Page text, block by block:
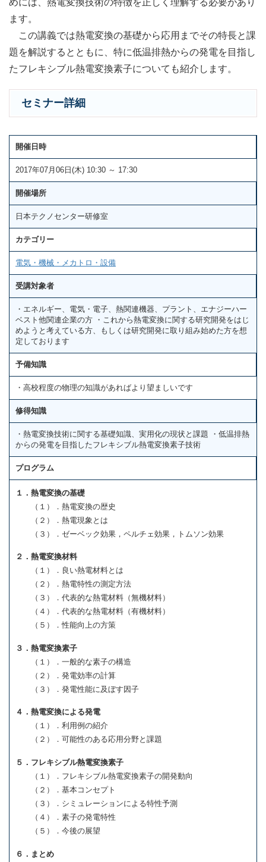
めには、熱電変換技術の特徴を正しく理解する必要があり
ます。
この講義では熱電変換の基礎から応用までその特長と課
題を解説するとともに、特に低温排熱からの発電を目指し
たフレキシブル熱電変換素子についても紹介します。
セミナー詳細
開催日時
2017年07月06日(木) 10:30 ～ 17:30
開催場所
日本テクノセンター研修室
カテゴリー
電気・機械・メカトロ・設備
受講対象者
・エネルギー、電気・電子、熱関連機器、プラント、エナジーハー
ベスト他関連企業の方 ・これから熱電変換に関する研究開発をはじ
めようと考えている方、もしくは研究開発に取り組み始めた方を想
定しております
予備知識
・高校程度の物理の知識があればより望ましいです
修得知識
・熱電変換技術に関する基礎知識、実用化の現状と課題 ・低温排熱
からの発電を目指したフレキシブル熱電変換素子技術
プログラム
１．熱電変換の基礎
（１）．熱電変換の歴史
（２）．熱電現象とは
（３）．ゼーベック効果，ペルチェ効果，トムソン効果
２．熱電変換材料
（１）．良い熱電材料とは
（２）．熱電特性の測定方法
（３）．代表的な熱電材料（無機材料）
（４）．代表的な熱電材料（有機材料）
（５）．性能向上の方策
３．熱電変換素子
（１）．一般的な素子の構造
（２）．発電効率の計算
（３）．発電性能に及ぼす因子
４．熱電変換による発電
（１）．利用例の紹介
（２）．可能性のある応用分野と課題
５．フレキシブル熱電変換素子
（１）．フレキシブル熱電変換素子の開発動向
（２）．基本コンセプト
（３）．シミュレーションによる特性予測
（４）．素子の発電特性
（５）．今後の展望
６．まとめ